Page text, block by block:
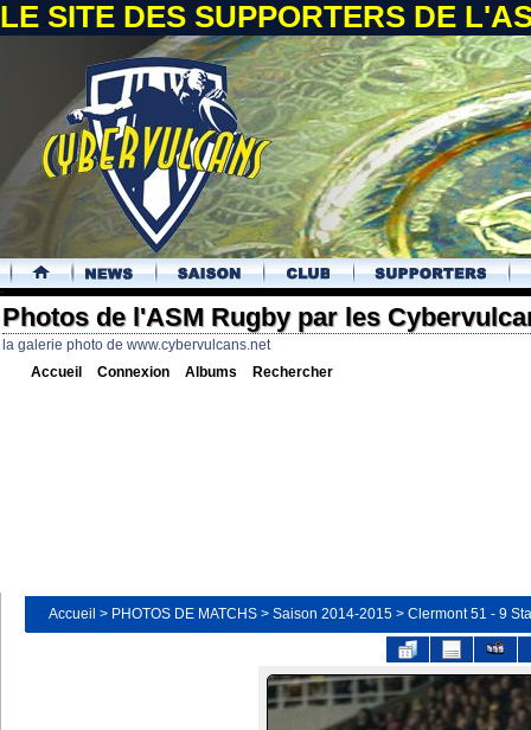
LE SITE DES SUPPORTERS DE
.
Photos de l'ASM Rugby par les
la galerie photo de www.cybervulcans.net
Accueil Connexion Albums Rechercher
Accueil > PHOTOS DE MATCHS > Saison 2014-2015 > Clermont 51 - 9